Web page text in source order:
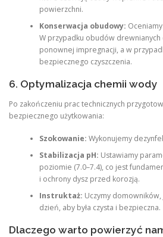
powierzchni.
Konserwacja obudowy:
W przypadku obudów
ponownej impregnacji, a w
bezpiecznego czyszczenia.
6. Optymalizacja chemii wody
Po zakończeniu prac technicznych
bezpiecznego użytkowania:
Szokowanie: Wykonujemy
Stabilizacja pH: Ustawiamy
poziomie (7.0–7.4), co jest
i ochrony dysz przed korozją.
Instruktaż: Uczymy
dzień, aby była czysta i bezpieczna.
Dlaczego warto powierzyć